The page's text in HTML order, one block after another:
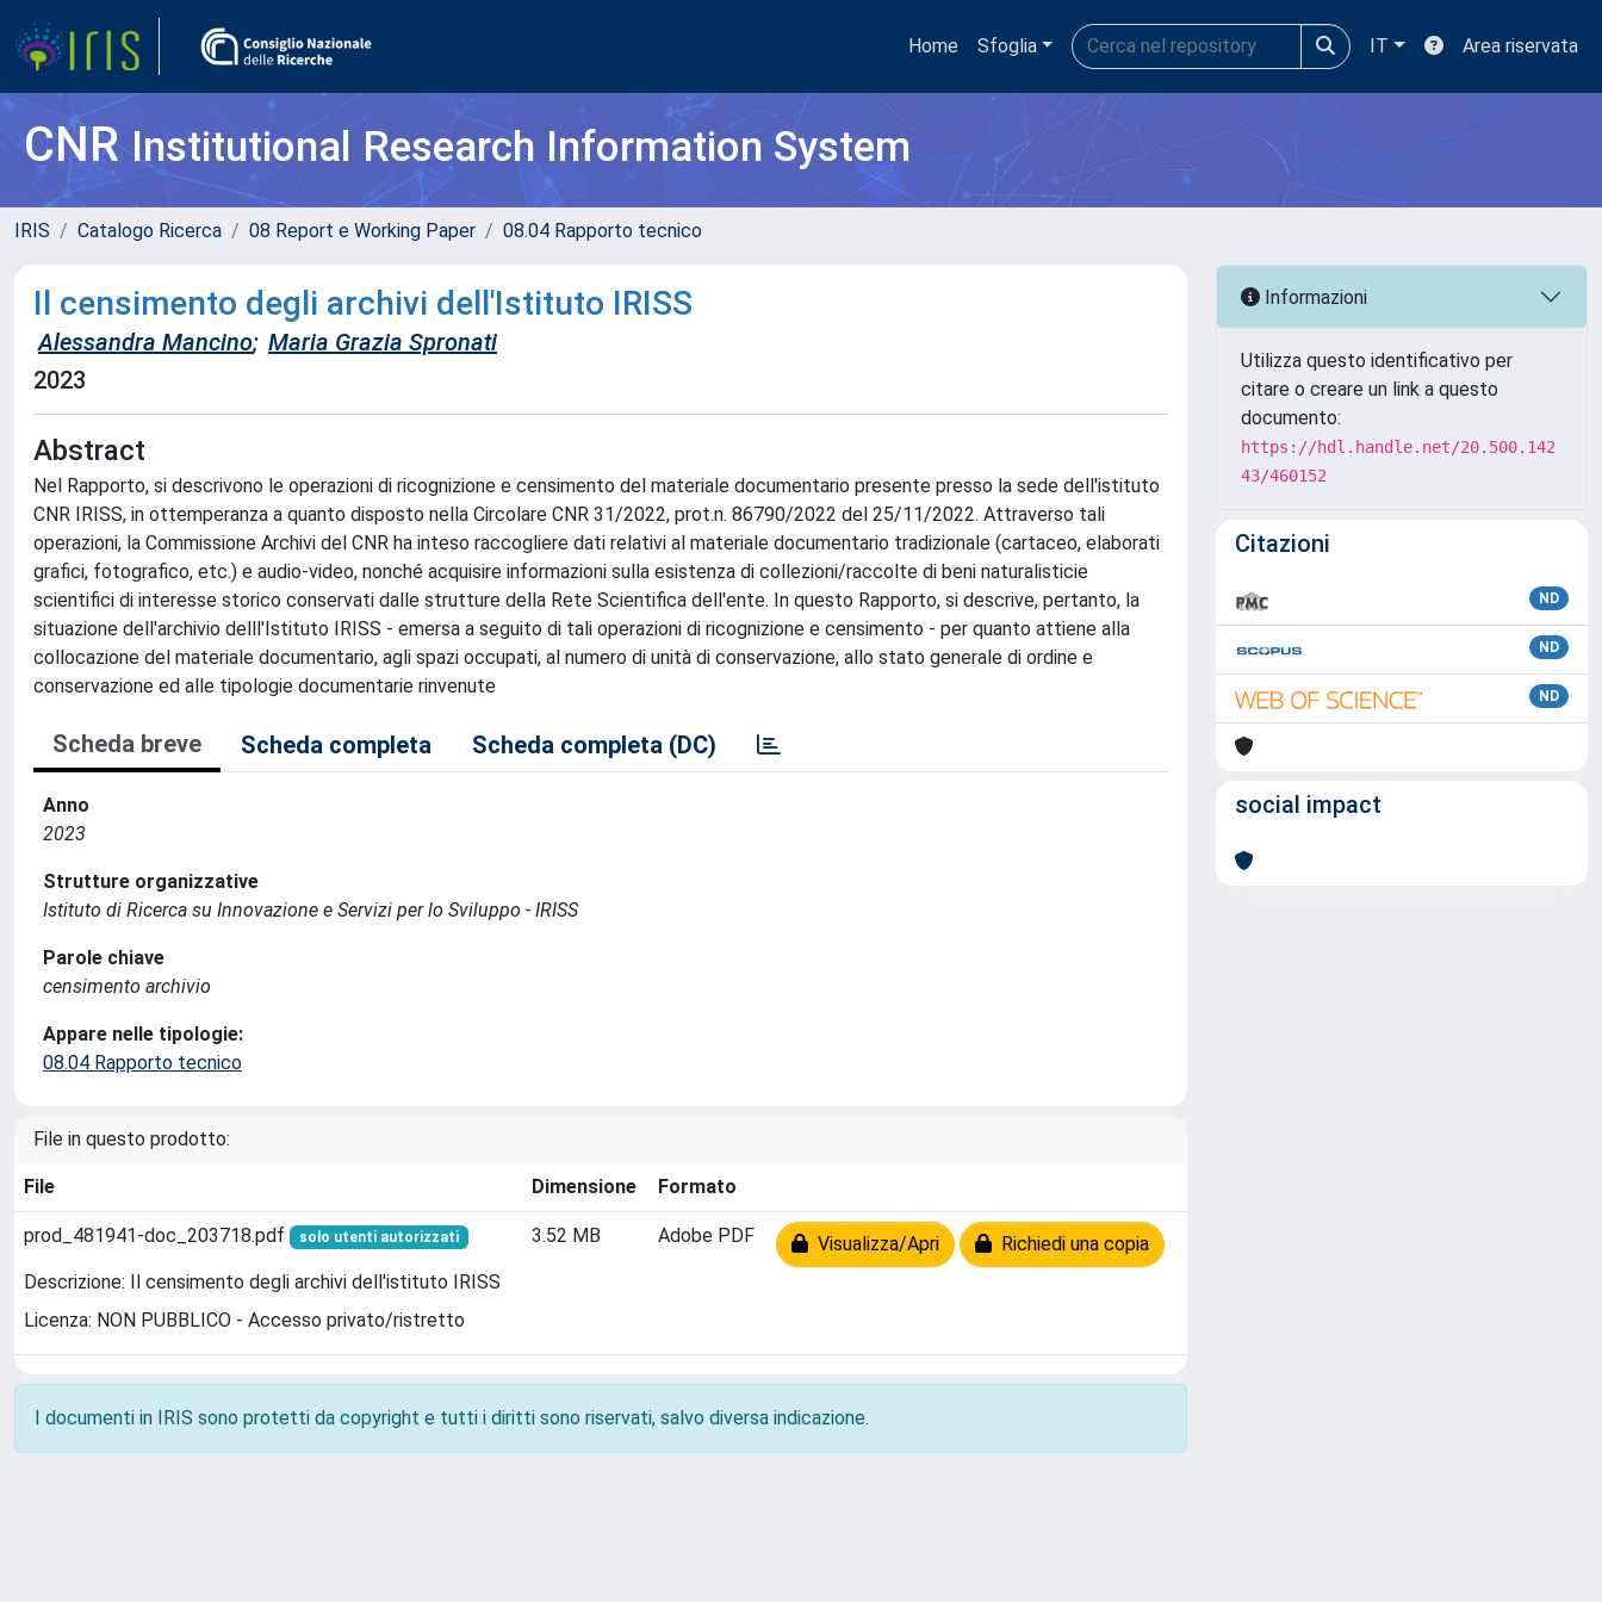
Home Sfoglia IT Area riservata
CNRInstitutional Research Information System
IRIS Catalogo Ricerca 08 Report e Working Paper 08.04 Rapporto tecnico
Il censimento degli archivi dell'Istituto IRISS
Alessandra Mancino; Maria Grazia Spronati
2023
Abstract
Nel Rapporto, si descrivono le operazioni di ricognizione e censimento del materiale documentario presente presso la sede dell'istituto
CNR IRISS, in ottemperanza a quanto disposto nella Circolare CNR 31/2022, prot.n. 86790/2022 del 25/11/2022. Attraverso tali
operazioni, la Commissione Archivi del CNR ha inteso raccogliere dati relativi al materiale documentario tradizionale (cartaceo, elaborati
grafici, fotografico, etc.) e audio-video, nonché acquisire informazioni sulla esistenza di collezioni/raccolte di beni naturalisticie
scientifici di interesse storico conservati dalle strutture della Rete Scientifica dell'ente. In questo Rapporto, si descrive, pertanto, la
situazione dell'archivio delll'Istituto IRISS - emersa a seguito di tali operazioni di ricognizione e censimento - per quanto attiene alla
collocazione del materiale documentario, agli spazi occupati, al numero di unità di conservazione, allo stato generale di ordine e
conservazione ed alle tipologie documentarie rinvenute
Scheda breve Scheda completa Scheda completa (DC)
Anno
2023
Strutture organizzative
Istituto di Ricerca su Innovazione e Servizi per lo Sviluppo - IRISS
Parole chiave
censimento archivio
Appare nelle tipologie:
08.04 Rapporto tecnico
File in questo prodotto:
File Dimensione Formato
prod_481941-doc_203718.pdf solo utenti autorizzati
Descrizione: Il censimento degli archivi dell'istituto IRISS
Licenza: NON PUBBLICO - Accesso privato/ristretto
3.52 MB Adobe PDF Visualizza/Apri Richiedi una copia
I documenti in IRIS sono protetti da copyright e tutti i diritti sono riservati, salvo diversa indicazione.
Informazioni
Utilizza questo identificativo per
citare o creare un link a questo
documento:
https://hdl.handle.net/20.500.142
43/460152
Citazioni
ND
ND
ND
social impact